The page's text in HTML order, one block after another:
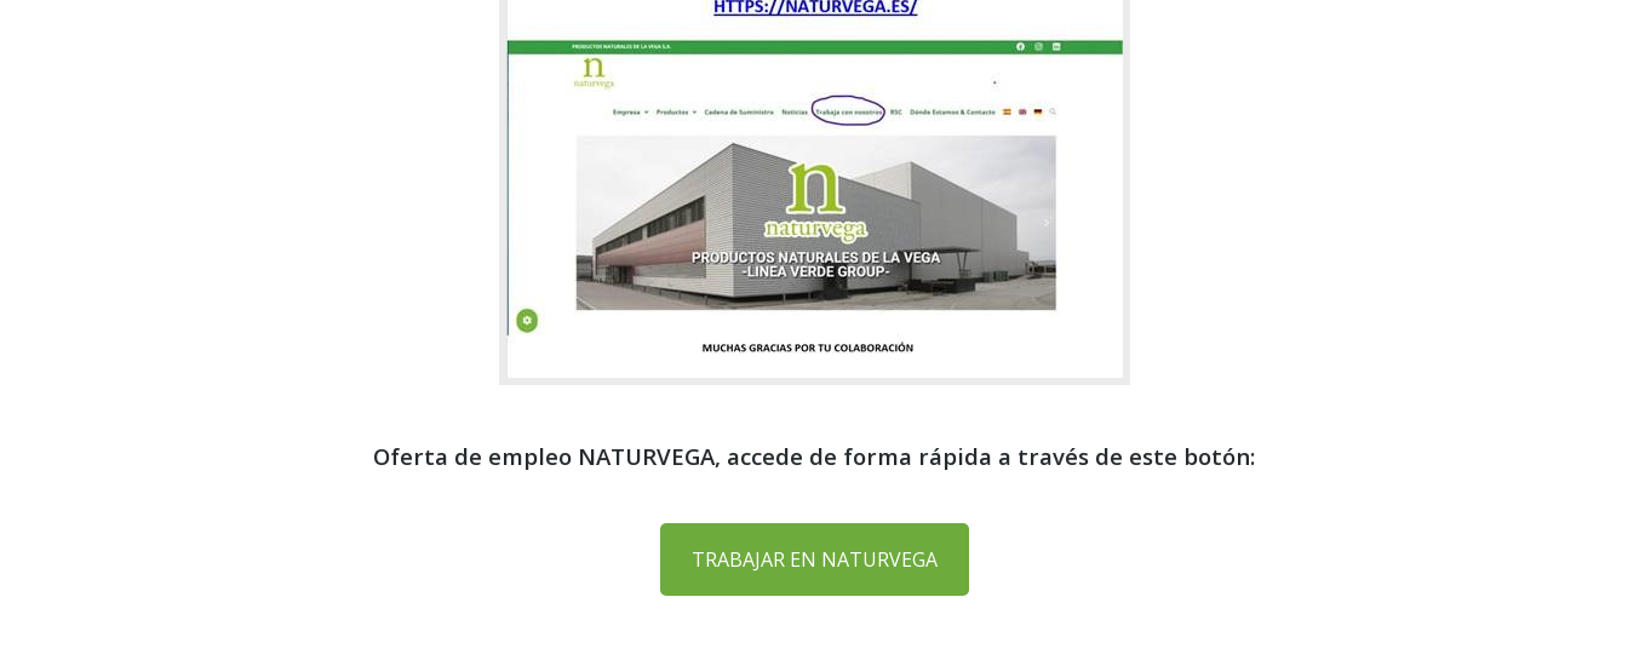
Oferta de empleo NATURVEGA, accede de forma rápida a través de este botón:
TRABAJAR EN NATURVEGA